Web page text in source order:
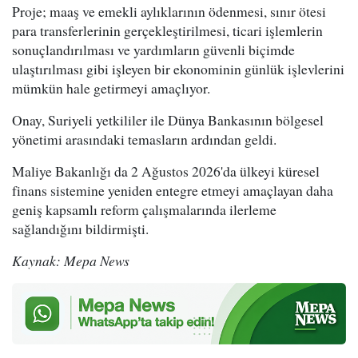
Proje; maaş ve emekli aylıklarının ödenmesi, sınır ötesi
para transferlerinin gerçekleştirilmesi, ticari işlemlerin
sonuçlandırılması ve yardımların güvenli biçimde
ulaştırılması gibi işleyen bir ekonominin günlük işlevlerini
mümkün hale getirmeyi amaçlıyor.
Onay, Suriyeli yetkililer ile Dünya Bankasının bölgesel
yönetimi arasındaki temasların ardından geldi.
Maliye Bakanlığı da 2 Ağustos 2026'da ülkeyi küresel
finans sistemine yeniden entegre etmeyi amaçlayan daha
geniş kapsamlı reform çalışmalarında ilerleme
sağlandığını bildirmişti.
Kaynak: Mepa News